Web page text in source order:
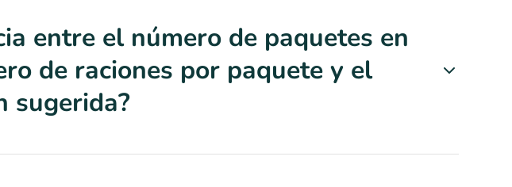
entre el número de paquetes en
de raciones por paquete y el
sugerida?